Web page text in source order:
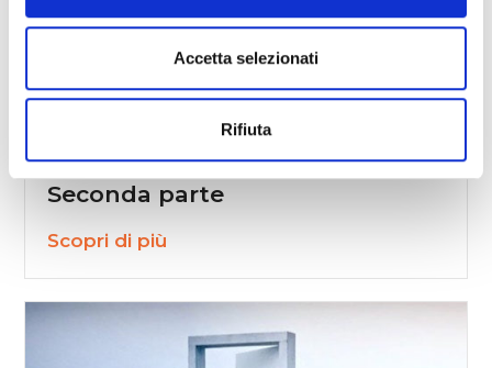
Accetta selezionati
Rifiuta
“ENTRARE, RIMANERE, USCIRE
nella Relazione d’Amore” –
Seconda parte
Scopri di più